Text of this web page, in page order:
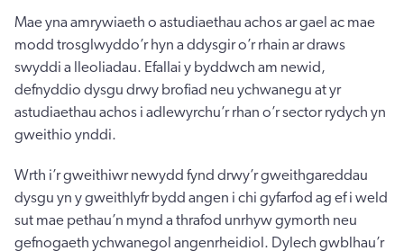
Mae yna amrywiaeth o astudiaethau achos ar gael ac mae
modd trosglwyddo’r hyn a ddysgir o’r rhain ar draws
swyddi a lleoliadau. Efallai y byddwch am newid,
defnyddio dysgu drwy brofiad neu ychwanegu at yr
astudiaethau achos i adlewyrchu’r rhan o’r sector rydych yn
gweithio ynddi.
Wrth i’r gweithiwr newydd fynd drwy’r gweithgareddau
dysgu yn y gweithlyfr bydd angen i chi gyfarfod ag ef i weld
sut mae pethau’n mynd a thrafod unrhyw gymorth neu
gefnogaeth ychwanegol angenrheidiol. Dylech gwblhau’r